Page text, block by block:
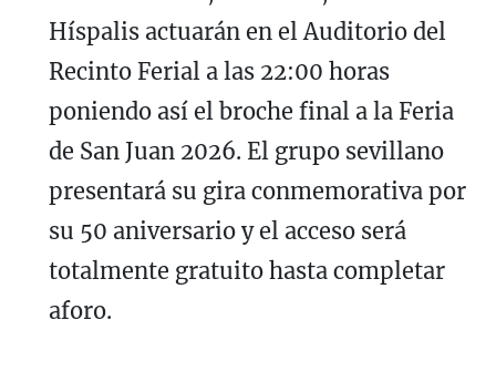
Híspalis actuarán en el Auditorio del
Recinto Ferial a las 22:00 horas
poniendo así el broche final a la Feria
de San Juan 2026. El grupo sevillano
presentará su gira conmemorativa por
su 50 aniversario y el acceso será
totalmente gratuito hasta completar
aforo.